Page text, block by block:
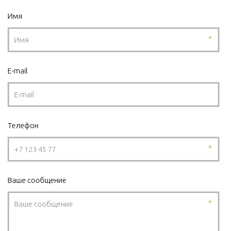
Имя
*
E-mail
Телефон
*
Ваше сообщение
*